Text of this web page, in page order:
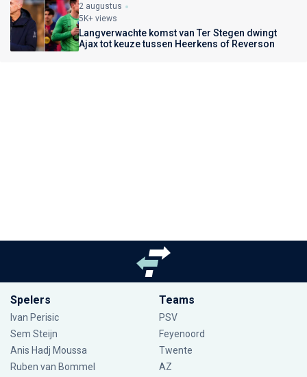
2 augustus
5K+ views
Langverwachte komst van Ter Stegen dwingt
Ajax tot keuze tussen Heerkens of Reverson
Spelers
Ivan Perisic
Sem Steijn
Anis Hadj Moussa
Ruben van Bommel
Teams
PSV
Feyenoord
Twente
AZ